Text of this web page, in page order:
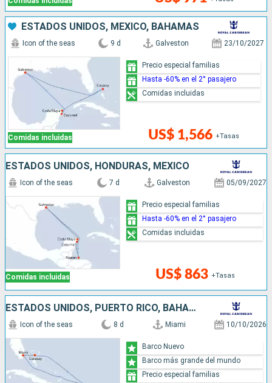
ESTADOS UNIDOS, MÉXICO, BAHAMAS
Comidas incluidas
Icon of the seas 9 d Galveston 23/10/2027
US$ 1,566 +Tasas
Precio especial familias
Hasta -60% en el 2° pasajero
Comidas incluidas
ESTADOS UNIDOS, HONDURAS, MÉXICO
Comidas incluidas
Icon of the seas 7 d Galveston 05/09/2027
US$ 863 +Tasas
Precio especial familias
Hasta -60% en el 2° pasajero
Comidas incluidas
ESTADOS UNIDOS, PUERTO RICO, BAHAMAS
Icon of the seas 8 d Miami 10/10/2026
Barco Nuevo
Barco más grande del mundo
Precio especial familias